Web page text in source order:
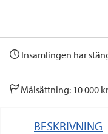
Insamlingen har
Målsättning: 10 000 kr
BESKRIVNING